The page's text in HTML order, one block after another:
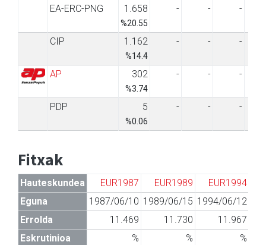
EA-ERC-PNG 1.658
%20.55
- - -
CIP 1.162
%14.4
- - -
AP 302
%3.74
- - -
PDP 5
%0.06
- - -
Fitxak
Hauteskundea EUR1987 EUR1989 EUR1994
Eguna
1987/06/10 1989/06/15 1994/06/12
Errolda
11.469 11.730
11.967
Eskrutinioa
% %
%